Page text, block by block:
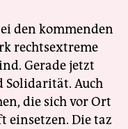
den kommenden
rechtsextreme
Gerade jetzt
Solidarität. Auch
die sich vor Ort
einsetzen. Die taz